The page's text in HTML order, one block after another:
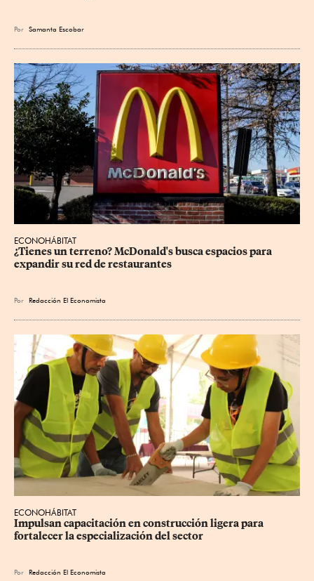
Por Samanta Escobar
ECONOHÁBITAT
¿Tienes un terreno? McDonald's busca espacios para
expandir su red de restaurantes
Por Redacción El Economista
ECONOHÁBITAT
Impulsan capacitación en construcción ligera para
fortalecer la especialización del sector
Por Redacción El Economista